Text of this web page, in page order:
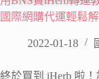
國際網購代運輕鬆
2022-01-18
終於買到 iHerb 啦